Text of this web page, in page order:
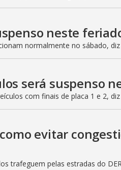
neste
normalmente no sábado, diz
será suspenso
com finais de placa 1 e 2, diz
evitar
trafeguem pelas estradas do